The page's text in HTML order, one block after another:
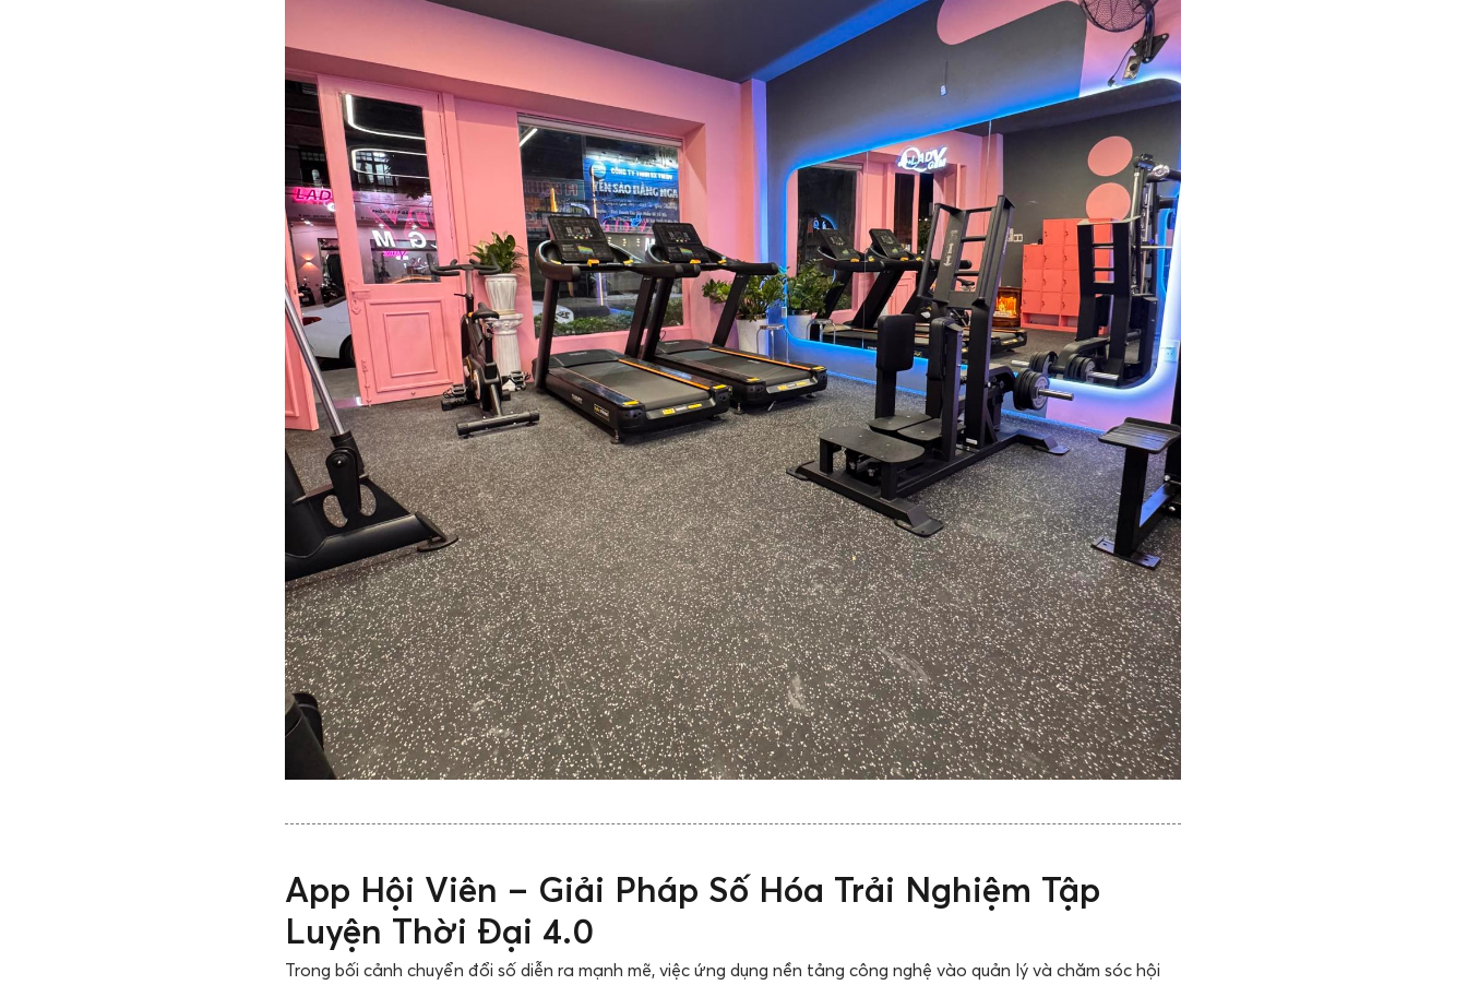
App Hội Viên – Giải Pháp Số Hóa Trải Nghiệm Tập
Luyện Thời Đại 4.0
Trong bối cảnh chuyển đổi số diễn ra mạnh mẽ, việc ứng dụng nền tảng công nghệ vào quản lý và chăm sóc hội